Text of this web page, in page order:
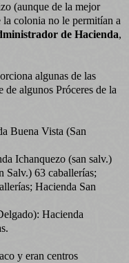
(aunque de la mejor
la colonia no le permitían a
de Hacienda,
algunas de las
de algunos Próceres de la
Buena Vista (San
Ichanquezo (san salv.)
Salv.) 63 caballerías;
Hacienda San
Hacienda
y eran centros